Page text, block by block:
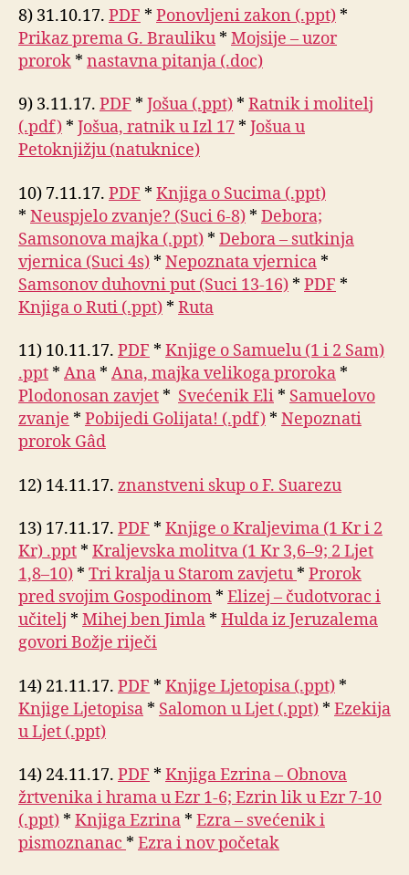
8) 31.10.17. PDF * Ponovljeni zakon (.ppt) *
Prikaz prema G. Brauliku * Mojsije – uzor
prorok * nastavna pitanja (.doc)
9) 3.11.17. PDF * Jošua (.ppt) * Ratnik i molitelj
(.pdf) * Jošua, ratnik u Izl 17 * Jošua u
Petoknjižju (natuknice)
10) 7.11.17. PDF * Knjiga o Sucima (.ppt)
* Neuspjelo zvanje? (Suci 6-8) * Debora;
Samsonova majka (.ppt) * Debora – sutkinja
vjernica (Suci 4s) * Nepoznata vjernica *
Samsonov duhovni put (Suci 13-16) * PDF *
Knjiga o Ruti (.ppt) * Ruta
11) 10.11.17. PDF * Knjige o Samuelu (1 i 2 Sam)
.ppt * Ana * Ana, majka velikoga proroka *
Plodonosan zavjet * Svećenik Eli * Samuelovo
zvanje * Pobijedi Golijata! (.pdf) * Nepoznati
prorok Gâd
12) 14.11.17. znanstveni skup o F. Suarezu
13) 17.11.17. PDF * Knjige o Kraljevima (1 Kr i 2
Kr) .ppt * Kraljevska molitva (1 Kr 3,6–9; 2 Ljet
1,8–10) * Tri kralja u Starom zavjetu * Prorok
pred svojim Gospodinom * Elizej – čudotvorac i
učitelj * Mihej ben Jimla * Hulda iz Jeruzalema
govori Božje riječi
14) 21.11.17. PDF * Knjige Ljetopisa (.ppt) *
Knjige Ljetopisa * Salomon u Ljet (.ppt) * Ezekija
u Ljet (.ppt)
14) 24.11.17. PDF * Knjiga Ezrina – Obnova
žrtvenika i hrama u Ezr 1-6; Ezrin lik u Ezr 7-10
(.ppt) * Knjiga Ezrina * Ezra – svećenik i
pismoznanac * Ezra i nov početak